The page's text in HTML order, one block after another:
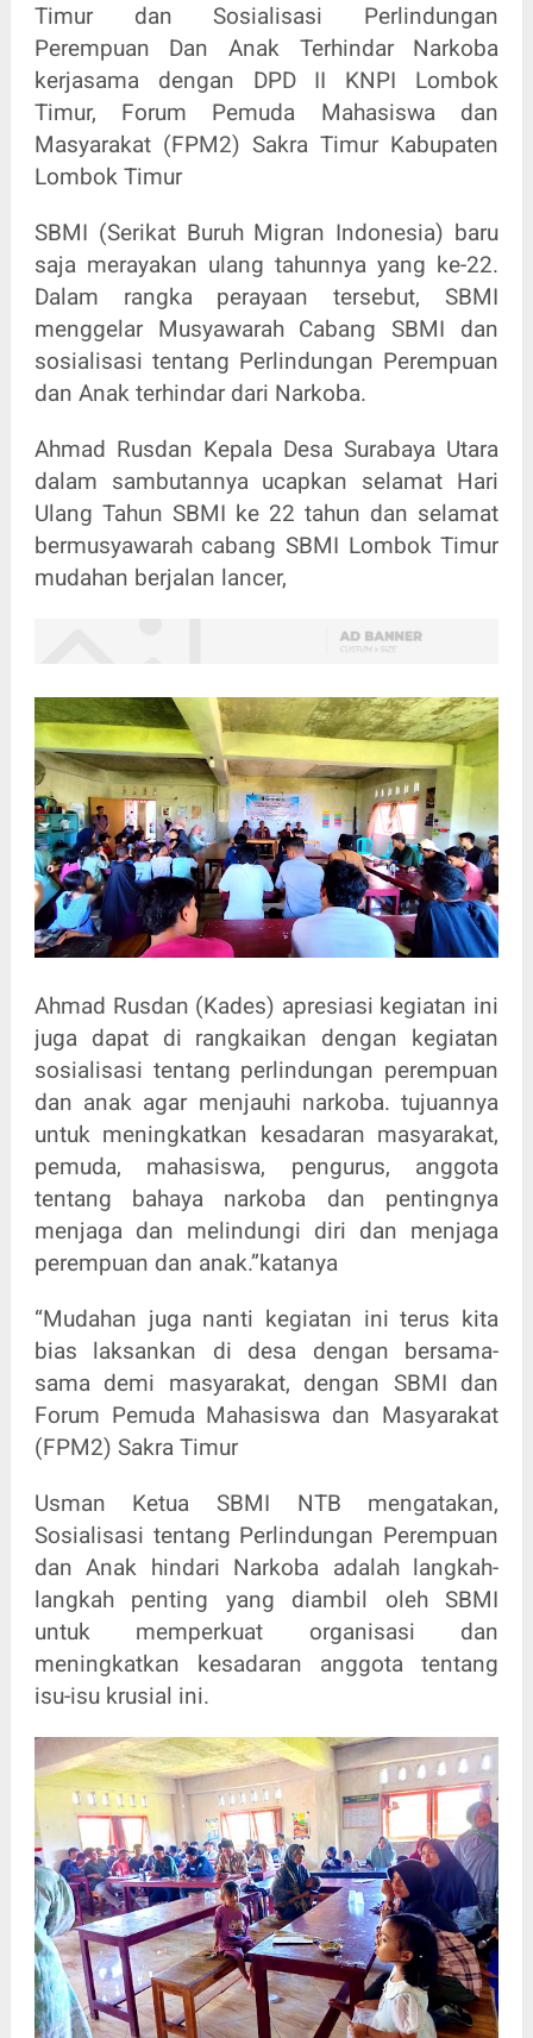
Timur dan Sosialisasi Perlindungan
Perempuan Dan Anak Terhindar Narkoba
kerjasama dengan DPD II KNPI Lombok
Timur, Forum Pemuda Mahasiswa dan
Masyarakat (FPM2) Sakra Timur Kabupaten
Lombok Timur
SBMI (Serikat Buruh Migran Indonesia) baru
saja merayakan ulang tahunnya yang ke-22.
Dalam rangka perayaan tersebut, SBMI
menggelar Musyawarah Cabang SBMI dan
sosialisasi tentang Perlindungan Perempuan
dan Anak terhindar dari Narkoba.
Ahmad Rusdan Kepala Desa Surabaya Utara
dalam sambutannya ucapkan selamat Hari
Ulang Tahun SBMI ke 22 tahun dan selamat
bermusyawarah cabang SBMI Lombok Timur
mudahan berjalan lancer,
Ahmad Rusdan (Kades) apresiasi kegiatan ini
juga dapat di rangkaikan dengan kegiatan
sosialisasi tentang perlindungan perempuan
dan anak agar menjauhi narkoba. tujuannya
untuk meningkatkan kesadaran masyarakat,
pemuda, mahasiswa, pengurus, anggota
tentang bahaya narkoba dan pentingnya
menjaga dan melindungi diri dan menjaga
perempuan dan anak.”katanya
“Mudahan juga nanti kegiatan ini terus kita
bias laksankan di desa dengan bersama-
sama demi masyarakat, dengan SBMI dan
Forum Pemuda Mahasiswa dan Masyarakat
(FPM2) Sakra Timur
Usman Ketua SBMI NTB mengatakan,
Sosialisasi tentang Perlindungan Perempuan
dan Anak hindari Narkoba adalah langkah-
langkah penting yang diambil oleh SBMI
untuk memperkuat organisasi dan
meningkatkan kesadaran anggota tentang
isu-isu krusial ini.